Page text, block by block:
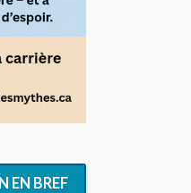
EN BREF